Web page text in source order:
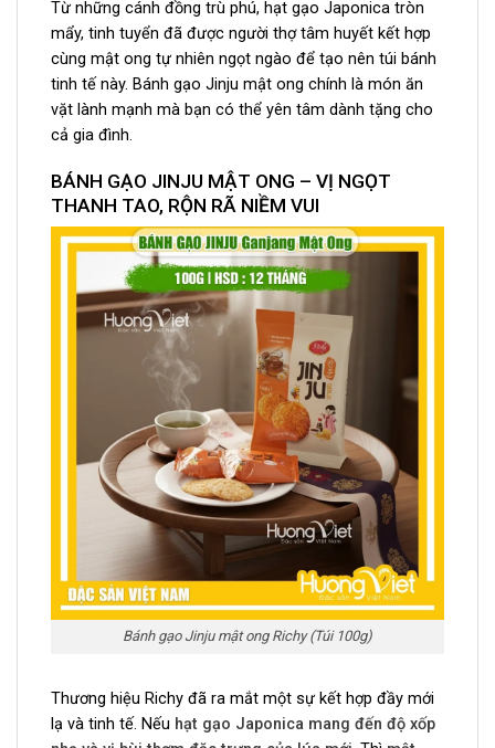
Từ những cánh đồng trù phú, hạt gạo Japonica tròn
mẩy, tinh tuyển đã được người thợ tâm huyết kết hợp
cùng mật ong tự nhiên ngọt ngào để tạo nên túi bánh
tinh tế này. Bánh gạo Jinju mật ong chính là món ăn
vặt lành mạnh mà bạn có thể yên tâm dành tặng cho
cả gia đình.
BÁNH GẠO JINJU MẬT ONG – VỊ NGỌT
THANH TAO, RỘN RÃ NIỀM VUI
Bánh gạo Jinju mật ong Richy (Túi 100g)
Thương hiệu Richy đã ra mắt một sự kết hợp đầy mới
lạ và tinh tế. Nếu hạt gạo Japonica mang đến độ xốp